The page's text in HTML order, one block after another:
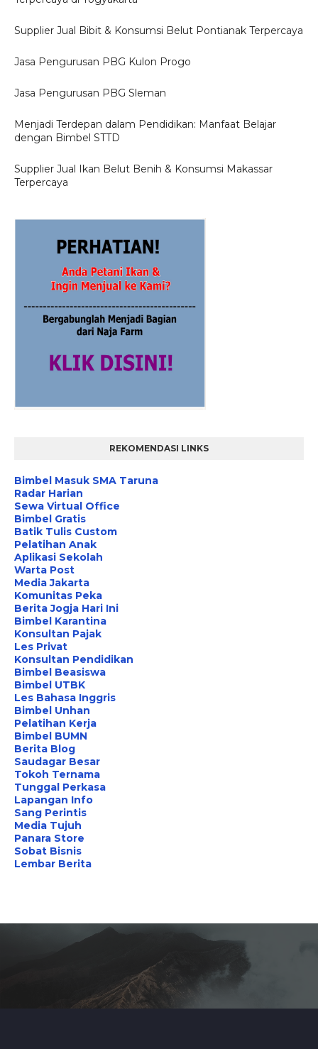
Supplier Jual Bibit & Konsumsi Belut Pontianak Terpercaya
Jasa Pengurusan PBG Kulon Progo
Jasa Pengurusan PBG Sleman
Menjadi Terdepan dalam Pendidikan: Manfaat Belajar
dengan Bimbel STTD
Supplier Jual Ikan Belut Benih & Konsumsi Makassar
Terpercaya
REKOMENDASI LINKS
Bimbel Masuk SMA Taruna
Radar Harian
Sewa Virtual Office
Bimbel Gratis
Batik Tulis Custom
Pelatihan Anak
Aplikasi Sekolah
Warta Post
Media Jakarta
Komunitas Peka
Berita Jogja Hari Ini
Bimbel Karantina
Konsultan Pajak
Les Privat
Konsultan Pendidikan
Bimbel Beasiswa
Bimbel UTBK
Les Bahasa Inggris
Bimbel Unhan
Pelatihan Kerja
Bimbel BUMN
Berita Blog
Saudagar Besar
Tokoh Ternama
Tunggal Perkasa
Lapangan Info
Sang Perintis
Media Tujuh
Panara Store
Sobat Bisnis
Lembar Berita